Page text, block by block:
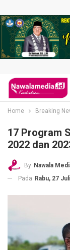
Home Breaking
17 Program
2022 dan
By Nawala
Pada Rabu, 27